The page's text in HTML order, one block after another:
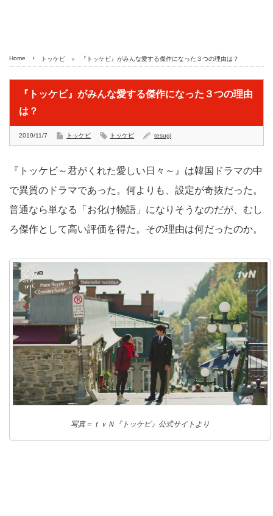
Home トッケビ 『トッケビ』がみんな愛する傑作になった３つの理由は？
『トッケビ』がみんな愛する傑作になった３つの理由
は？
2019/11/7 トッケビ トッケビ tesugi
『トッケビ～君がくれた愛しい日々～』は韓国ドラマの中
で異質のドラマであった。何よりも、設定が奇抜だった。
普通なら単なる「お化け物語」になりそうなのだが、むし
ろ傑作として高い評価を得た。その理由は何だったのか。
写真＝ｔｖＮ『トッケビ』公式サイトより